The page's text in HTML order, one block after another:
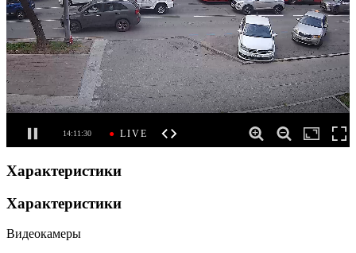
Характеристики
Характеристики
Видеокамеры